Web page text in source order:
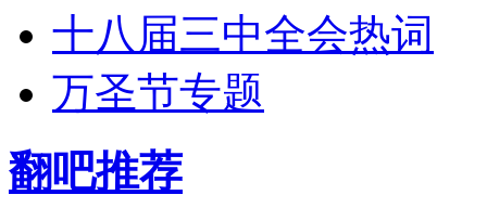
十八届三中全会热词
万圣节专题
翻吧推荐